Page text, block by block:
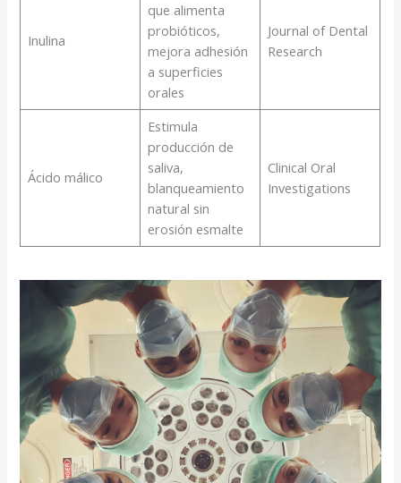
Inulina
que alimenta
probióticos,
mejora adhesión
a superficies
orales
Journal of Dental
Research
Ácido málico
Estimula
producción de
saliva,
blanqueamiento
natural sin
erosión esmalte
Clinical Oral
Investigations